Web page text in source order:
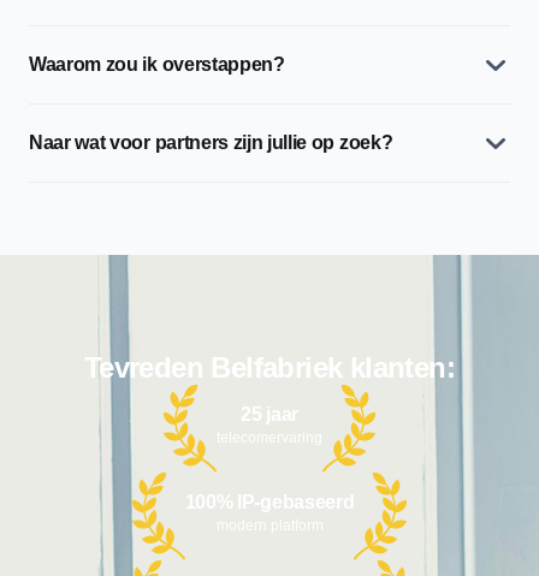
Waarom zou ik overstappen?
Naar wat voor partners zijn jullie op zoek?
Tevreden Belfabriek klanten:
25 jaar
telecomervaring
100% IP-gebaseerd
modern platform